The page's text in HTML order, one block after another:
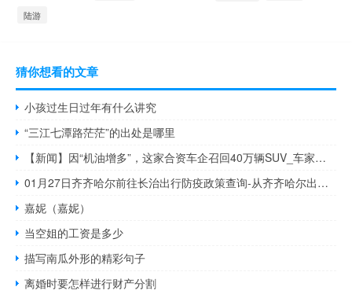
陆游
猜你想看的文章
小孩过生日过年有什么讲究
“三江七潭路茫茫”的出处是哪里
【新闻】因“机油增多”，这家合资车企召回40万辆SUV_车家号_发现车生活
01月27日齐齐哈尔前往长治出行防疫政策查询-从齐齐哈尔出发到长治的防疫政策
嘉妮（嘉妮）
当空姐的工资是多少
描写南瓜外形的精彩句子
离婚时要怎样进行财产分割